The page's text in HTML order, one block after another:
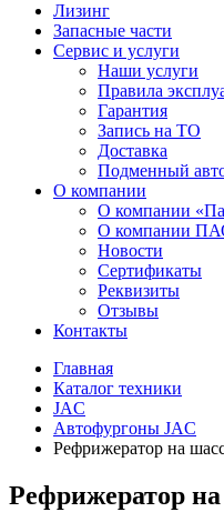
Лизинг
Запасные части
Сервис и услуги
Наши услуги
Правила
Гарантия
Запись на ТО
Доставка
Подменный
О компании
О компании
О компании
Новости
Сертификаты
Реквизиты
Отзывы
Контакты
Главная
Каталог техники
JAC
Автофургоны JAC
Рефрижератор на
Рефрижератор